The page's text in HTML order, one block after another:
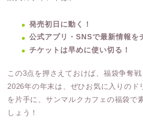
発売初日に動く！
公式アプリ・SNSで最新情報を
チケットは早めに使い切る！
この3点を押さえておけば、福袋争奪戦
2026年の年末は、ぜひお気に入りのド
を片手に、サンマルクカフェの福袋で
しょう！